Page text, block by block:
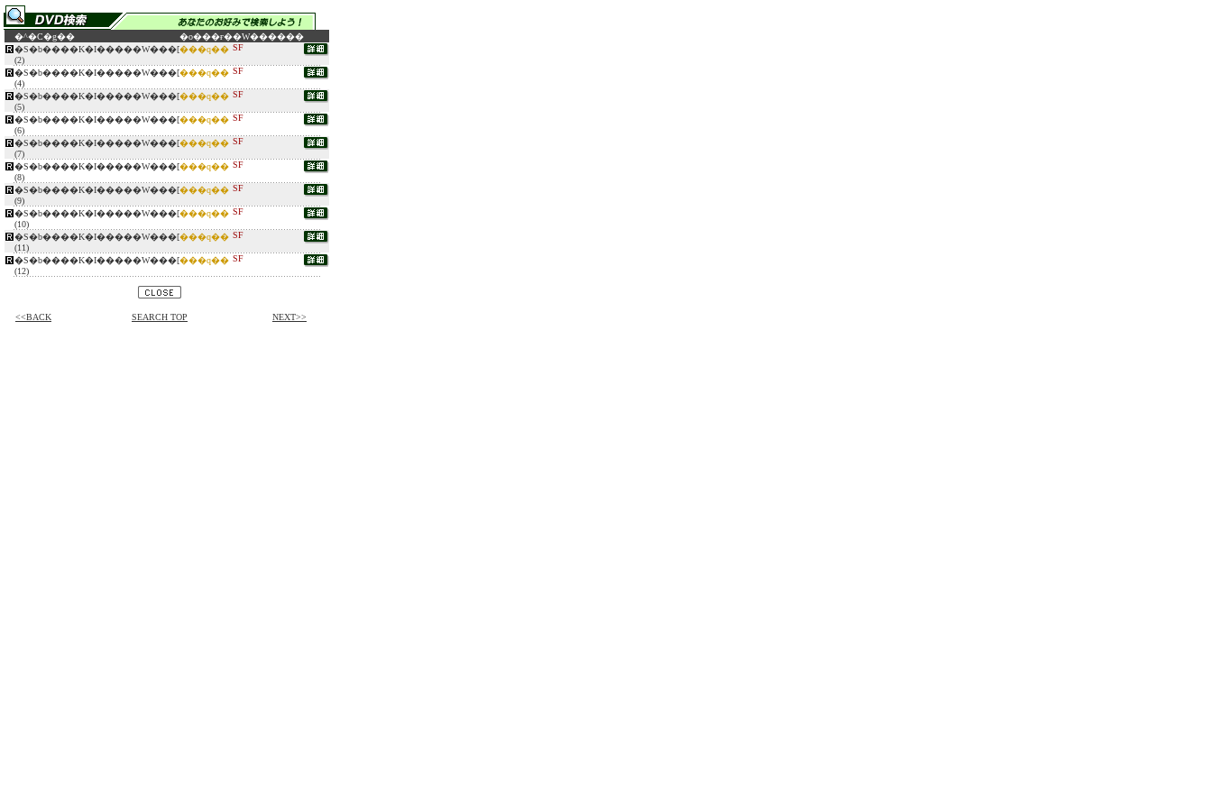
�^�C�g�� �o���ғ��W������
�S�b����K�I�����W���[
(2)
���q�� SF
�S�b����K�I�����W���[
(4)
���q�� SF
�S�b����K�I�����W���[
(5)
���q�� SF
�S�b����K�I�����W���[
(6)
���q�� SF
�S�b����K�I�����W���[
(7)
���q�� SF
�S�b����K�I�����W���[
(8)
���q�� SF
�S�b����K�I�����W���[
(9)
���q�� SF
�S�b����K�I�����W���[
(10)
���q�� SF
�S�b����K�I�����W���[
(11)
���q�� SF
�S�b����K�I�����W���[
(12)
���q�� SF
<<BACK SEARCH TOP NEXT>>